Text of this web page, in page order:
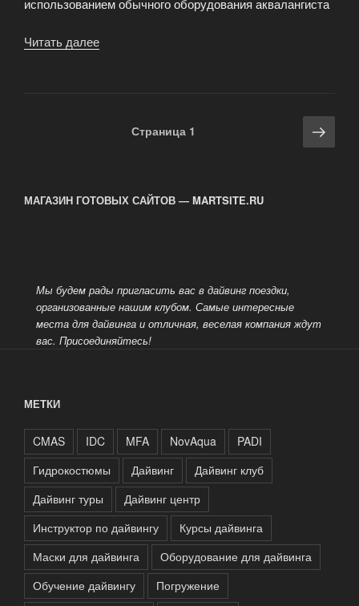
использованием обычного оборудования аквалангиста
Читать далее
дайвинга»Страница 1
МАГАЗИН ГОТОВЫХ САЙТОВ — MARTSITE.RU
Мы будем рады пригласить вас в дайвинг поездки,
организованные нашим клубом. Самые интересные
места для дайвинга и отличная, веселая компания ждут
вас. Присоединяйтесь!
МЕТКИ
CMAS IDC MFA NovAqua
PADI
Гидрокостюмы
Дайвинг
Дайвинг клуб
Дайвинг туры
Дайвинг центр
Инструктор по дайвингу
Курсы дайвинга
Маски для дайвинга
Оборудование для дайвинга
Обучение дайвингу
Погружение